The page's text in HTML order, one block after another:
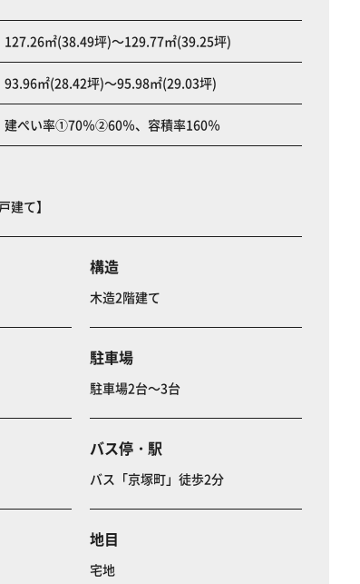
127.26㎡(38.49坪)～129.77㎡(39.25坪)
93.96㎡(28.42坪)～95.98㎡(29.03坪)
建ぺい率①70％②60％、容積率160％
て】
構造
木造2階建て
駐車場
駐車場2台～3台
バス停・駅
バス「京塚町」徒歩2分
地目
宅地